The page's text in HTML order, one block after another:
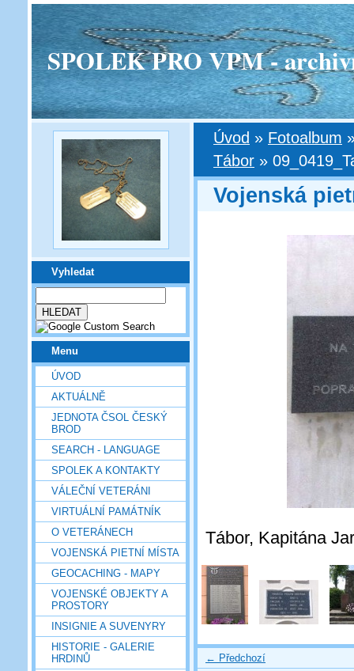
SPOLEK PRO VPM -
Vyhledat
Menu
ÚVOD
AKTUÁLNĚ
JEDNOTA ČSOL ČESKÝ
BROD
SEARCH - LANGUAGE
SPOLEK A KONTAKTY
VÁLEČNÍ VETERÁNI
VIRTUÁLNÍ PAMÁTNÍK
O VETERÁNECH
VOJENSKÁ PIETNÍ MÍSTA
GEOCACHING - MAPY
VOJENSKÉ OBJEKTY A
PROSTORY
INSIGNIE A SUVENYRY
HISTORIE - GALERIE
HRDINŮ
Úvod » Fotoalbum
Tábor »
Vojenská
Tábor, Kapitána
← Předchozí